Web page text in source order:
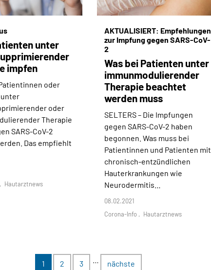
unter
impfen
oder
oder
Therapie
SARS-CoV-2
Das empfiehlt
Hautarztnews
AKTUALISIERT: Empfehlungen
zur Impfung gegen SARS-CoV-
2
Was bei Patienten unter
immunmodulierender
Therapie beachtet
werden muss
SELTERS – Die Impfungen
gegen SARS-CoV-2 haben
begonnen. Was muss bei
Patientinnen und Patienten mit
chronisch-entzündlichen
Hauterkrankungen wie
Neurodermitis…
08.02.2021
Corona-Info
Hautarztnews
1 2 3 nächste